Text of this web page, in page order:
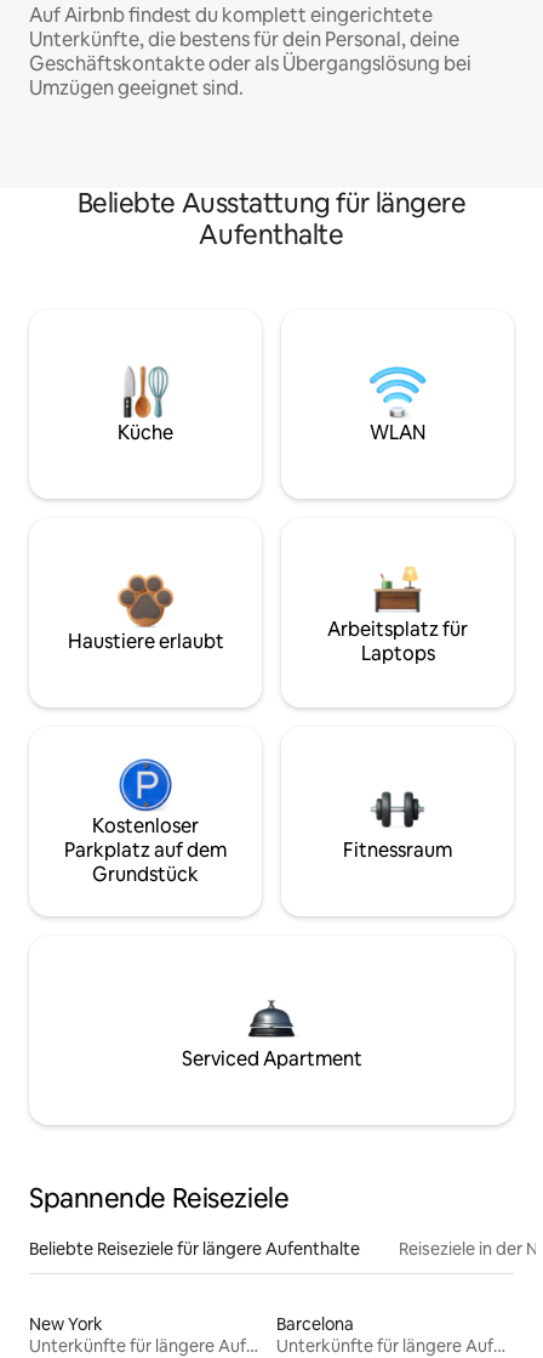
Auf Airbnb findest du komplett eingerichtete
Unterkünfte, die bestens für dein Personal, deine
Geschäftskontakte oder als Übergangslösung bei
Umzügen geeignet sind.
Beliebte Ausstattung für längere
Aufenthalte
Küche WLAN
Haustiere erlaubt
Arbeitsplatz für
Laptops
Kostenloser
Parkplatz auf dem
Grundstück
Fitnessraum
Serviced Apartment
Spannende Reiseziele
Beliebte Reiseziele für längere Aufenthalte Reiseziele in der
New York
Unterkünfte für längere Aufenthalte
Barcelona
Unterkünfte für längere Aufenthalte